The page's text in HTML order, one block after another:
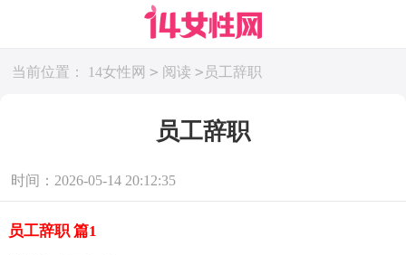
当前位置： 14女性网 > 阅读 > 员工辞职
员工辞职
时间：2026-05-14 20:12:35
员工辞职 篇1